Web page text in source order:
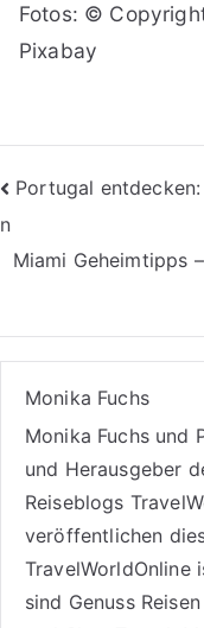
Fotos: ©
Pixabay
Portugal
n
Miami Geheimtipps
Monika Fuchs
Monika Fuchs und
und Herausgeber
Reiseblogs
veröffentlichen
TravelWorldOnline
sind Genuss Reisen